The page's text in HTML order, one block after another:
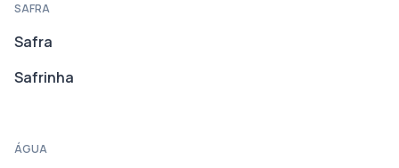
SAFRA
Safra
Safrinha
ÁGUA